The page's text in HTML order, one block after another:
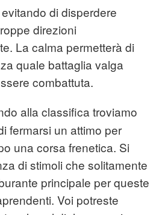
di disperdere
direzioni
La calma permetterà di
quale battaglia valga
combattuta.
alla classifica troviamo
fermarsi un attimo per
una corsa frenetica. Si
di stimoli che solitamente
principale per queste
Voi potreste